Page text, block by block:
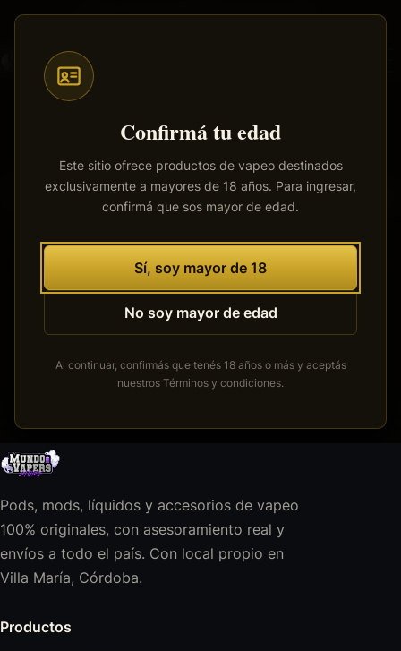
Confirmá tu edad
Este sitio ofrece productos de vapeo destinados
exclusivamente a mayores de 18 años. Para ingresar,
confirmá que sos mayor de edad.
Sí, soy mayor de 18
No soy mayor de edad
Al continuar, confirmás que tenés 18 años o más y aceptás
nuestros Términos y condiciones.
Saltar
contenido
principal
Envíos a todo el país· 100% productos originales
Tenemos grandes proyectos
Se está cocinando algo grande. Nuestra tienda está en
obras y pronto abrirá sus puertas.
Pods, mods, líquidos y accesorios de vapeo
100% originales, con asesoramiento real y
envíos a todo el país. Con local propio en
Villa María, Córdoba.
Productos